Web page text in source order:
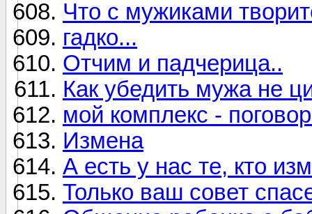
Что с мужиками
гадко...
Отчим и падчерица..
Как убедить мужа не
мой комплекс -
Измена
А есть у нас те, кто
Только ваш совет